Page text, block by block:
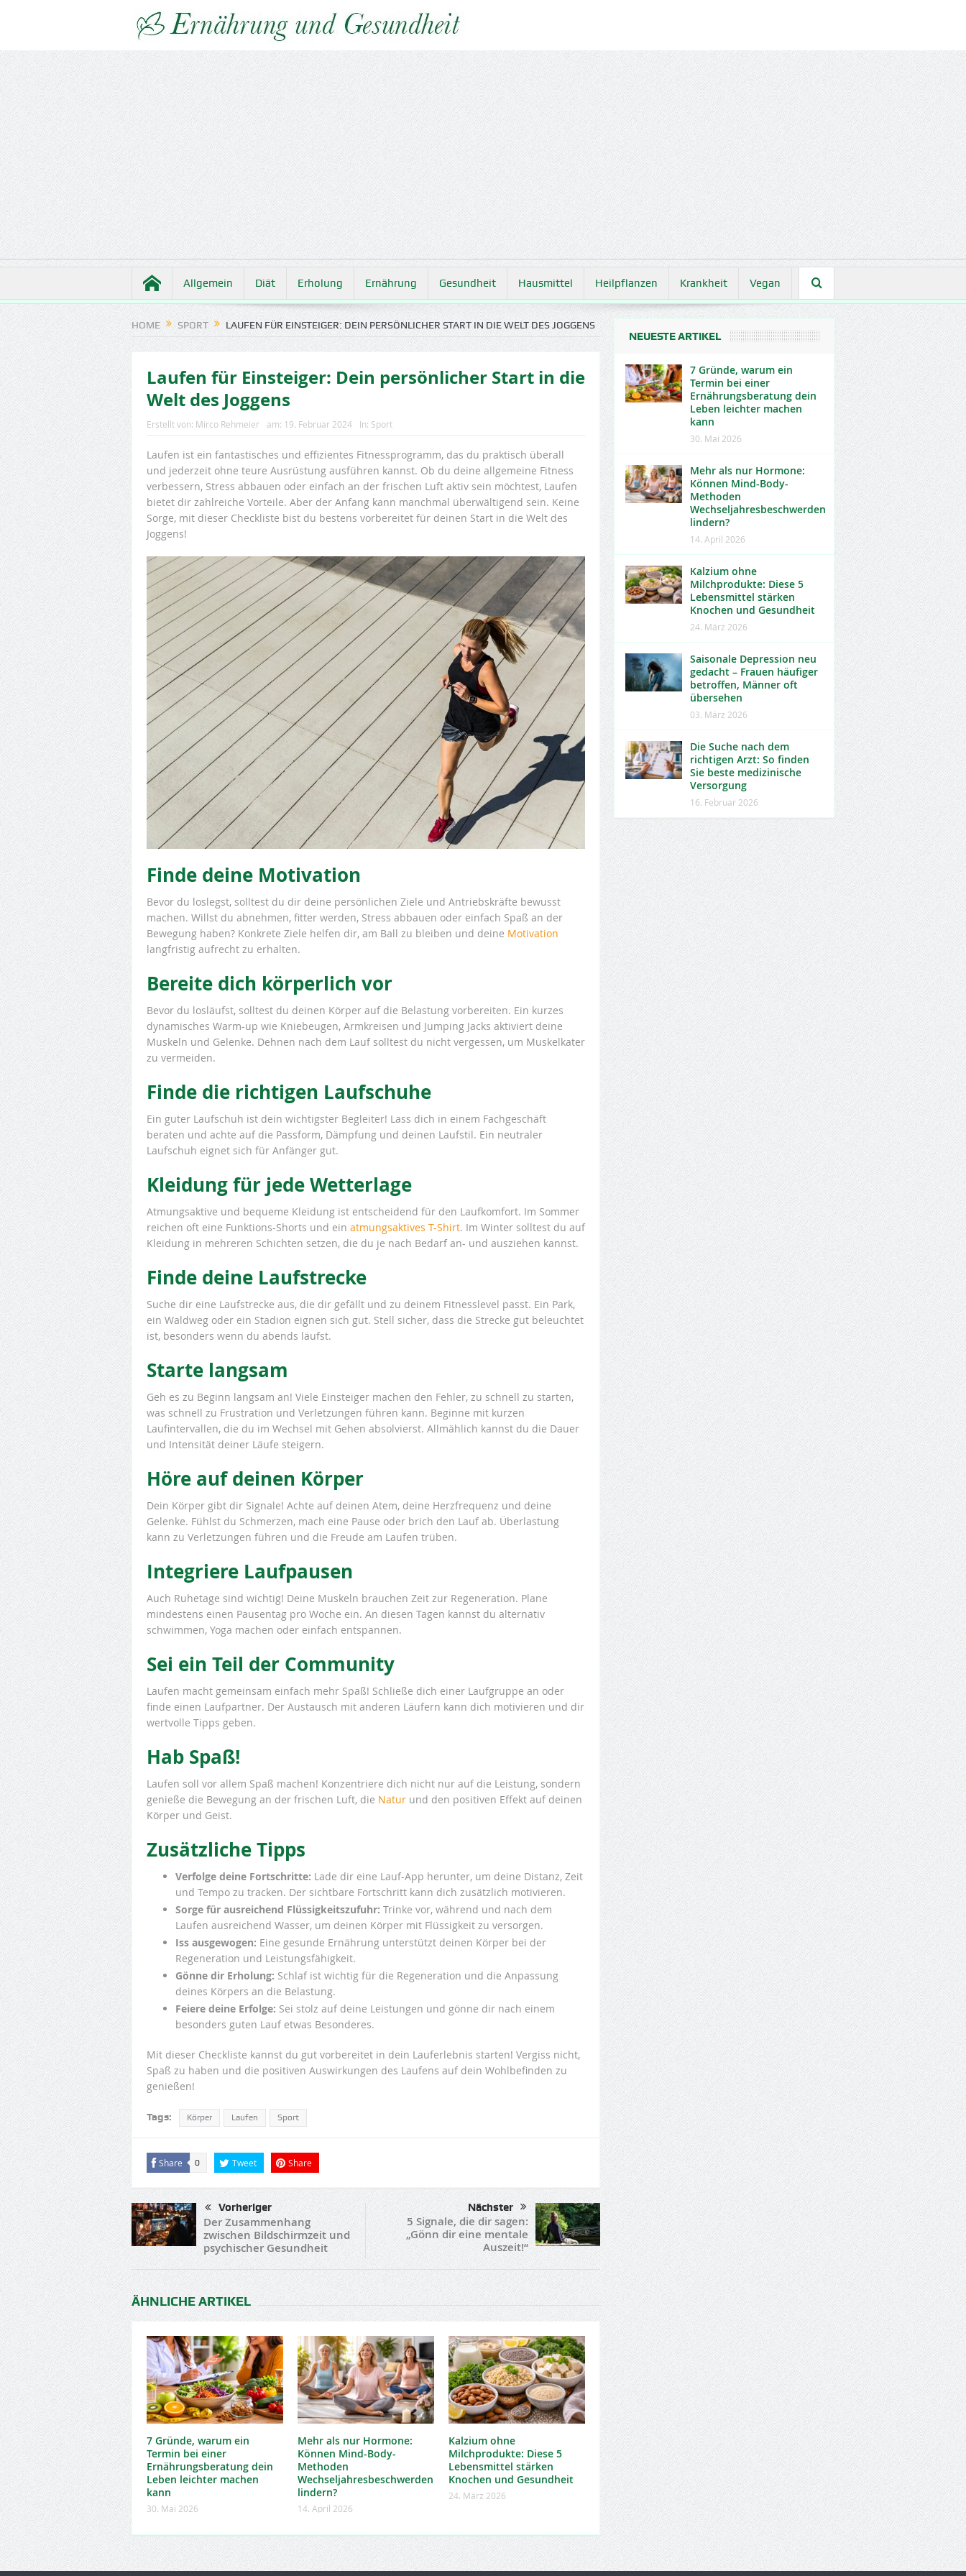
Allgemein Diät Erholung Ernährung Gesundheit Hausmittel Heilpflanzen Krankheit Vegan
HOME SPORT LAUFEN FÜR EINSTEIGER: DEIN PERSÖNLICHER START IN DIE WELT DES JOGGENS
Laufen für Einsteiger: Dein persönlicher Start in die
Welt des Joggens
Erstellt von: Mirco Rehmeier am: 19. Februar 2024 In: Sport
Laufen ist ein fantastisches und effizientes Fitnessprogramm, das du praktisch überall
und jederzeit ohne teure Ausrüstung ausführen kannst. Ob du deine allgemeine Fitness
verbessern, Stress abbauen oder einfach an der frischen Luft aktiv sein möchtest, Laufen
bietet dir zahlreiche Vorteile. Aber der Anfang kann manchmal überwältigend sein. Keine
Sorge, mit dieser Checkliste bist du bestens vorbereitet für deinen Start in die Welt des
Joggens!
Finde deine Motivation
Bevor du loslegst, solltest du dir deine persönlichen Ziele und Antriebskräfte bewusst
machen. Willst du abnehmen, fitter werden, Stress abbauen oder einfach Spaß an der
Bewegung haben? Konkrete Ziele helfen dir, am Ball zu bleiben und deine Motivation
langfristig aufrecht zu erhalten.
Bereite dich körperlich vor
Bevor du losläufst, solltest du deinen Körper auf die Belastung vorbereiten. Ein kurzes
dynamisches Warm-up wie Kniebeugen, Armkreisen und Jumping Jacks aktiviert deine
Muskeln und Gelenke. Dehnen nach dem Lauf solltest du nicht vergessen, um Muskelkater
zu vermeiden.
Finde die richtigen Laufschuhe
Ein guter Laufschuh ist dein wichtigster Begleiter! Lass dich in einem Fachgeschäft
beraten und achte auf die Passform, Dämpfung und deinen Laufstil. Ein neutraler
Laufschuh eignet sich für Anfänger gut.
Kleidung für jede Wetterlage
Atmungsaktive und bequeme Kleidung ist entscheidend für den Laufkomfort. Im Sommer
reichen oft eine Funktions-Shorts und ein atmungsaktives T-Shirt. Im Winter solltest du auf
Kleidung in mehreren Schichten setzen, die du je nach Bedarf an- und ausziehen kannst.
Finde deine Laufstrecke
Suche dir eine Laufstrecke aus, die dir gefällt und zu deinem Fitnesslevel passt. Ein Park,
ein Waldweg oder ein Stadion eignen sich gut. Stell sicher, dass die Strecke gut beleuchtet
ist, besonders wenn du abends läufst.
Starte langsam
Geh es zu Beginn langsam an! Viele Einsteiger machen den Fehler, zu schnell zu starten,
was schnell zu Frustration und Verletzungen führen kann. Beginne mit kurzen
Laufintervallen, die du im Wechsel mit Gehen absolvierst. Allmählich kannst du die Dauer
und Intensität deiner Läufe steigern.
Höre auf deinen Körper
Dein Körper gibt dir Signale! Achte auf deinen Atem, deine Herzfrequenz und deine
Gelenke. Fühlst du Schmerzen, mach eine Pause oder brich den Lauf ab. Überlastung
kann zu Verletzungen führen und die Freude am Laufen trüben.
Integriere Laufpausen
Auch Ruhetage sind wichtig! Deine Muskeln brauchen Zeit zur Regeneration. Plane
mindestens einen Pausentag pro Woche ein. An diesen Tagen kannst du alternativ
schwimmen, Yoga machen oder einfach entspannen.
Sei ein Teil der Community
Laufen macht gemeinsam einfach mehr Spaß! Schließe dich einer Laufgruppe an oder
finde einen Laufpartner. Der Austausch mit anderen Läufern kann dich motivieren und dir
wertvolle Tipps geben.
Hab Spaß!
Laufen soll vor allem Spaß machen! Konzentriere dich nicht nur auf die Leistung, sondern
genieße die Bewegung an der frischen Luft, die Natur und den positiven Effekt auf deinen
Körper und Geist.
Zusätzliche Tipps
Verfolge deine Fortschritte: Lade dir eine Lauf-App herunter, um deine Distanz, Zeit
und Tempo zu tracken. Der sichtbare Fortschritt kann dich zusätzlich motivieren.
Sorge für ausreichend Flüssigkeitszufuhr: Trinke vor, während und nach dem
Laufen ausreichend Wasser, um deinen Körper mit Flüssigkeit zu versorgen.
Iss ausgewogen: Eine gesunde Ernährung unterstützt deinen Körper bei der
Regeneration und Leistungsfähigkeit.
Gönne dir Erholung: Schlaf ist wichtig für die Regeneration und die Anpassung
deines Körpers an die Belastung.
Feiere deine Erfolge: Sei stolz auf deine Leistungen und gönne dir nach einem
besonders guten Lauf etwas Besonderes.
Mit dieser Checkliste kannst du gut vorbereitet in dein Lauferlebnis starten! Vergiss nicht,
Spaß zu haben und die positiven Auswirkungen des Laufens auf dein Wohlbefinden zu
genießen!
Tags: Körper Laufen Sport
Share 0 Tweet Share
Vorheriger
Der Zusammenhang
zwischen Bildschirmzeit und
psychischer Gesundheit
Nächster
5 Signale, die dir sagen:
„Gönn dir eine mentale
Auszeit!“
ÄHNLICHE ARTIKEL
7 Gründe, warum ein
Termin bei einer
Ernährungsberatung dein
Leben leichter machen
kann
30. Mai 2026
Mehr als nur Hormone:
Können Mind-Body-
Methoden
Wechseljahresbeschwerden
lindern?
14. April 2026
Kalzium ohne
Milchprodukte: Diese 5
Lebensmittel stärken
Knochen und Gesundheit
24. März 2026
NEUESTE ARTIKEL
7 Gründe, warum ein
Termin bei einer
Ernährungsberatung dein
Leben leichter machen
kann
30. Mai 2026
Mehr als nur Hormone:
Können Mind-Body-
Methoden
Wechseljahresbeschwerden
lindern?
14. April 2026
Kalzium ohne
Milchprodukte: Diese 5
Lebensmittel stärken
Knochen und Gesundheit
24. März 2026
Saisonale Depression neu
gedacht – Frauen häufiger
betroffen, Männer oft
übersehen
03. März 2026
Die Suche nach dem
richtigen Arzt: So finden
Sie beste medizinische
Versorgung
16. Februar 2026